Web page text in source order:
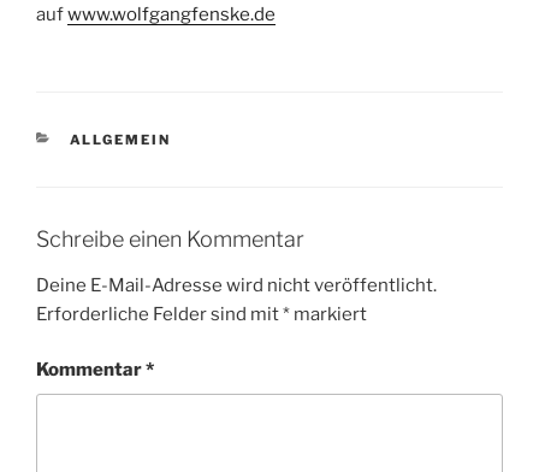
aufwww.wolfgangfenske.de
KATEGORIEN
ALLGEMEIN
Schreibe einen Kommentar
Deine E-Mail-Adresse wird nicht veröffentlicht.
Erforderliche Felder sind mit* markiert
Kommentar*